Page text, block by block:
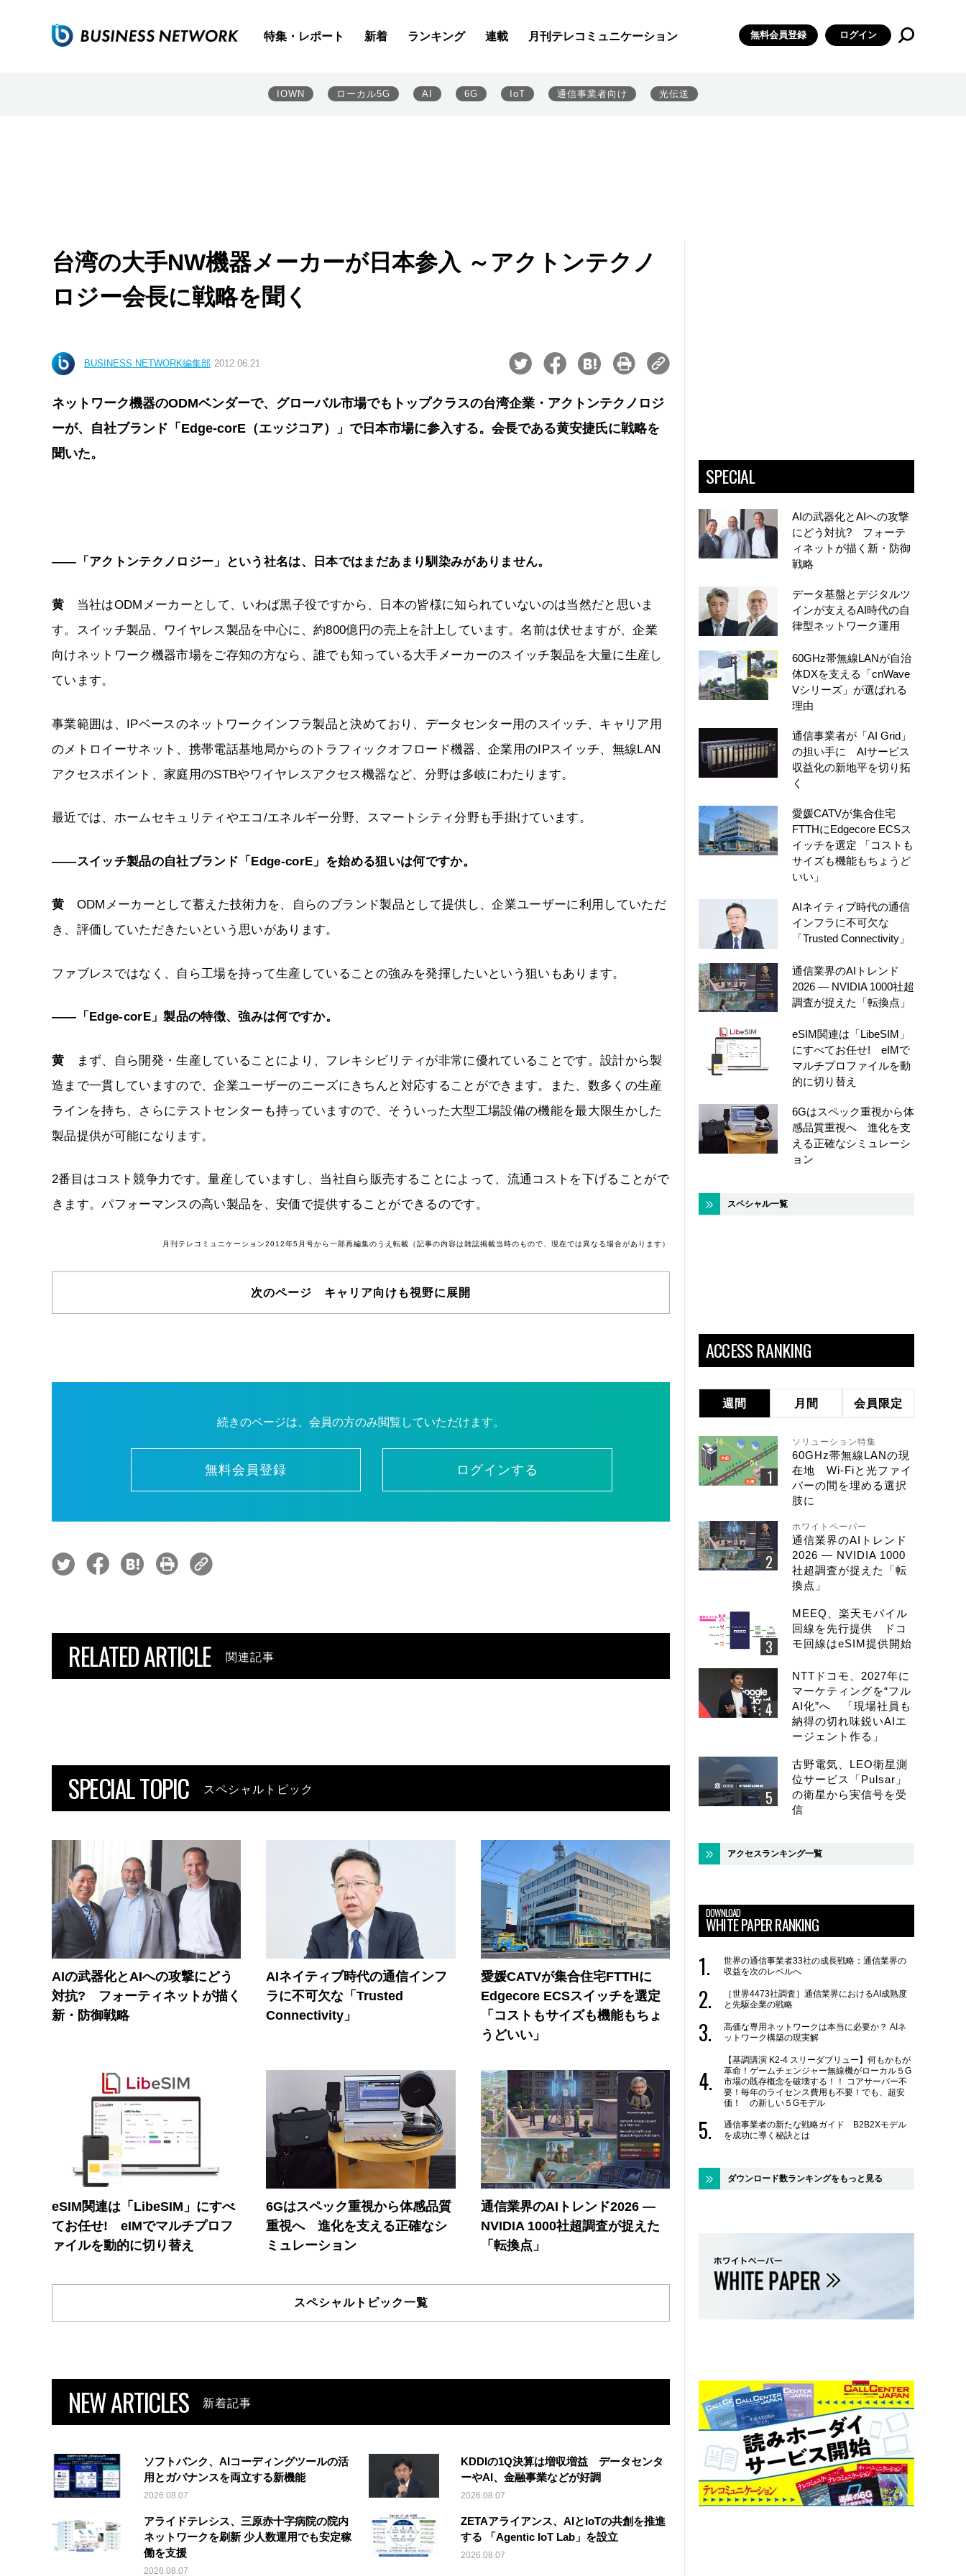
特集・レポート 新着 ランキング 連載 月刊テレコミュニケーション 無料会員登録 ログイン
IOWN ローカル5G AI 6G IoT 通信事業者向け 光伝送
台湾の大手NW機器メーカーが日本参入 ～アクトンテクノ
ロジー会長に戦略を聞く
BUSINESS NETWORK編集部 2012.06.21
ネットワーク機器のODMベンダーで、グローバル市場でもトップクラスの台湾企業・アクトンテクノロジ
ーが、自社ブランド「Edge-corE（エッジコア）」で日本市場に参入する。会長である黄安捷氏に戦略を
聞いた。
――「アクトンテクノロジー」という社名は、日本ではまだあまり馴染みがありません。
黄 当社はODMメーカーとして、いわば黒子役ですから、日本の皆様に知られていないのは当然だと思いま
す。スイッチ製品、ワイヤレス製品を中心に、約800億円の売上を計上しています。名前は伏せますが、企業
向けネットワーク機器市場をご存知の方なら、誰でも知っている大手メーカーのスイッチ製品を大量に生産し
ています。
事業範囲は、IPベースのネットワークインフラ製品と決めており、データセンター用のスイッチ、キャリア用
のメトロイーサネット、携帯電話基地局からのトラフィックオフロード機器、企業用のIPスイッチ、無線LAN
アクセスポイント、家庭用のSTBやワイヤレスアクセス機器など、分野は多岐にわたります。
最近では、ホームセキュリティやエコ/エネルギー分野、スマートシティ分野も手掛けています。
――スイッチ製品の自社ブランド「Edge-corE」を始める狙いは何ですか。
黄 ODMメーカーとして蓄えた技術力を、自らのブランド製品として提供し、企業ユーザーに利用していただ
き、評価していただきたいという思いがあります。
ファブレスではなく、自ら工場を持って生産していることの強みを発揮したいという狙いもあります。
――「Edge-corE」製品の特徴、強みは何ですか。
黄 まず、自ら開発・生産していることにより、フレキシビリティが非常に優れていることです。設計から製
造まで一貫していますので、企業ユーザーのニーズにきちんと対応することができます。また、数多くの生産
ラインを持ち、さらにテストセンターも持っていますので、そういった大型工場設備の機能を最大限生かした
製品提供が可能になります。
2番目はコスト競争力です。量産していますし、当社自ら販売することによって、流通コストを下げることがで
きます。パフォーマンスの高い製品を、安価で提供することができるのです。
月刊テレコミュニケーション2012年5月号から一部再編集のうえ転載（記事の内容は雑誌掲載当時のもので、現在では異なる場合があります）
次のページ キャリア向けも視野に展開
続きのページは、会員の方のみ閲覧していただけます。
無料会員登録 ログインする
RELATED ARTICLE 関連記事
SPECIAL TOPIC スペシャルトピック
AIの武器化とAIへの攻撃にどう
対抗? フォーティネットが描く
新・防御戦略
AIネイティブ時代の通信インフ
ラに不可欠な「Trusted
Connectivity」
愛媛CATVが集合住宅FTTHに
Edgecore ECSスイッチを選定
「コストもサイズも機能もちょ
うどいい」
eSIM関連は「LibeSIM」にすべ
てお任せ! eIMでマルチプロフ
ァイルを動的に切り替え
6Gはスペック重視から体感品質
重視へ 進化を支える正確なシ
ミュレーション
通信業界のAIトレンド2026 ―
NVIDIA 1000社超調査が捉えた
「転換点」
スペシャルトピック一覧
NEW ARTICLES 新着記事
ソフトバンク、AIコーディングツールの活
用とガバナンスを両立する新機能
2026.08.07
KDDIの1Q決算は増収増益 データセンタ
ーやAI、金融事業などが好調
2026.08.07
アライドテレシス、三原赤十字病院の院内
ネットワークを刷新 少人数運用でも安定稼
働を支援
2026.08.07
ZETAアライアンス、AIとIoTの共創を推進
する 「Agentic IoT Lab」を設立
2026.08.07
SPECIAL
AIの武器化とAIへの攻撃
にどう対抗? フォーテ
ィネットが描く新・防御
戦略
データ基盤とデジタルツ
インが支えるAI時代の自
律型ネットワーク運用
60GHz帯無線LANが自治
体DXを支える「cnWave
Vシリーズ」が選ばれる
理由
通信事業者が「AI Grid」
の担い手に AIサービス
収益化の新地平を切り拓
く
愛媛CATVが集合住宅
FTTHにEdgecore ECSス
イッチを選定 「コストも
サイズも機能もちょうど
いい」
AIネイティブ時代の通信
インフラに不可欠な
「Trusted Connectivity」
通信業界のAIトレンド
2026 ― NVIDIA 1000社超
調査が捉えた「転換点」
eSIM関連は「LibeSIM」
にすべてお任せ! eIMで
マルチプロファイルを動
的に切り替え
6Gはスペック重視から体
感品質重視へ 進化を支
える正確なシミュレーシ
ョン
スペシャル一覧
ACCESS RANKING
週間 月間 会員限定
ソリューション特集
60GHz帯無線LANの現
在地 Wi-Fiと光ファイ
バーの間を埋める選択
肢に
ホワイトペーパー
通信業界のAIトレンド
2026 ― NVIDIA 1000
社超調査が捉えた「転
換点」
MEEQ、楽天モバイル
回線を先行提供 ドコ
モ回線はeSIM提供開始
NTTドコモ、2027年に
マーケティングを“フル
AI化”へ 「現場社員も
納得の切れ味鋭いAIエ
ージェント作る」
古野電気、LEO衛星測
位サービス「Pulsar」
の衛星から実信号を受
信
アクセスランキング一覧
DOWNLOAD
WHITE PAPER RANKING
世界の通信事業者33社の成長戦略：通信業界の
収益を次のレベルへ
［世界4473社調査］通信業界におけるAI成熟度
と先駆企業の戦略
高価な専用ネットワークは本当に必要か？ AIネ
ットワーク構築の現実解
【基調講演 K2-4 スリーダブリュー】何もかもが
革命！ゲームチェンジャー無線機がローカル５G
市場の既存概念を破壊する！！ コアサーバー不
要！毎年のライセンス費用も不要！でも、超安
価！ の新しい５Gモデル
通信事業者の新たな戦略ガイド B2B2Xモデル
を成功に導く秘訣とは
ダウンロード数ランキングをもっと見る